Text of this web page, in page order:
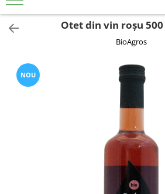
NUCI ȘI SEMINȚE
FRUCTE DESHIDRATATE
ÎNDULCITORI NATURALI / MIERE
OȚETURI ȘI SOSURI
SOSURI
CREME ȘI PASTE TARTINABILE
Otet din vin roșu 500
BioAgros
NOU